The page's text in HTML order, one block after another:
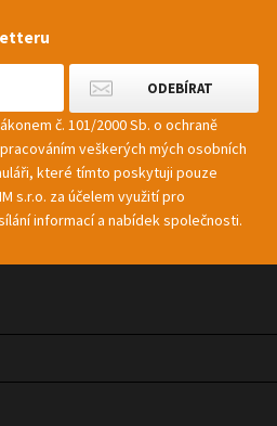
č. 101/2000 Sb. o ochraně
veškerých mých osobních
které tímto poskytuji pouze
s.r.o. za účelem využití pro
informací a nabídek společnosti.